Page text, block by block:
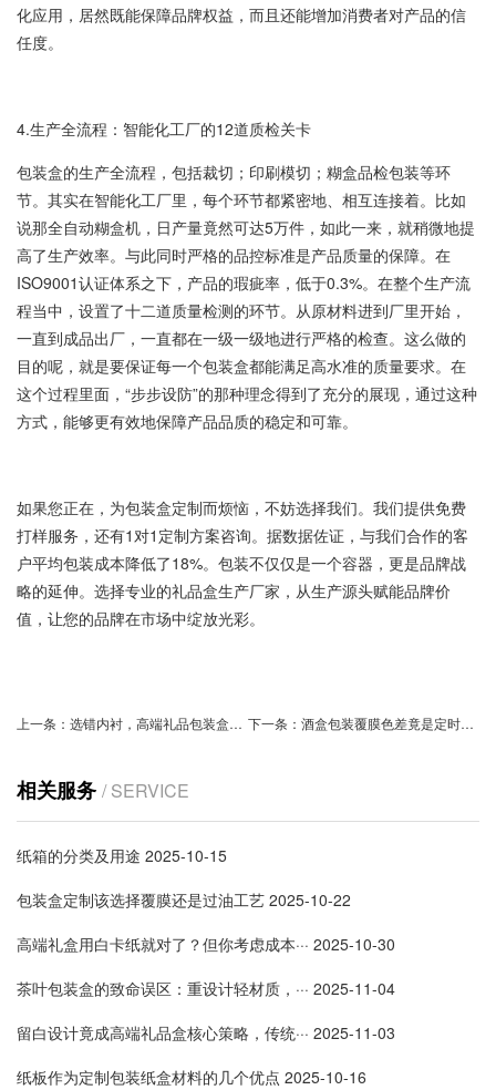
化应用，居然既能保障品牌权益，而且还能增加消费者对产品的信
任度。
4.生产全流程：智能化工厂的12道质检关卡
包装盒的生产全流程，包括裁切；印刷模切；糊盒品检包装等环
节。其实在智能化工厂里，每个环节都紧密地、相互连接着。比如
说那全自动糊盒机，日产量竟然可达5万件，如此一来，就稍微地提
高了生产效率。与此同时严格的品控标准是产品质量的保障。在
ISO9001认证体系之下，产品的瑕疵率，低于0.3%。在整个生产流
程当中，设置了十二道质量检测的环节。从原材料进到厂里开始，
一直到成品出厂，一直都在一级一级地进行严格的检查。这么做的
目的呢，就是要保证每一个包装盒都能满足高水准的质量要求。在
这个过程里面，“步步设防”的那种理念得到了充分的展现，通过这种
方式，能够更有效地保障产品品质的稳定和可靠。
如果您正在，为包装盒定制而烦恼，不妨选择我们。我们提供免费
打样服务，还有1对1定制方案咨询。据数据佐证，与我们合作的客
户平均包装成本降低了18%。包装不仅仅是一个容器，更是品牌战
略的延伸。选择专业的礼品盒生产厂家，从生产源头赋能品牌价
值，让您的品牌在市场中绽放光彩。
上一条： 选错内衬，高端礼品包装盒瞬间变廉价？真相让人震惊！ 下一条： 酒盒包装覆膜色差竟是定时炸弹，白酒企业如何破解难题？
相关服务 / SERVICE
纸箱的分类及用途 2025-10-15
包装盒定制该选择覆膜还是过油工艺 2025-10-22
高端礼盒用白卡纸就对了？但你考虑成本··· 2025-10-30
茶叶包装盒的致命误区：重设计轻材质，··· 2025-11-04
留白设计竟成高端礼品盒核心策略，传统··· 2025-11-03
纸板作为定制包装纸盒材料的几个优点 2025-10-16